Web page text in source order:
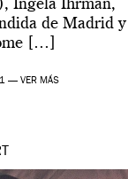
Ingela Ihrman,
de Madrid y
[…]
—VER MÁS